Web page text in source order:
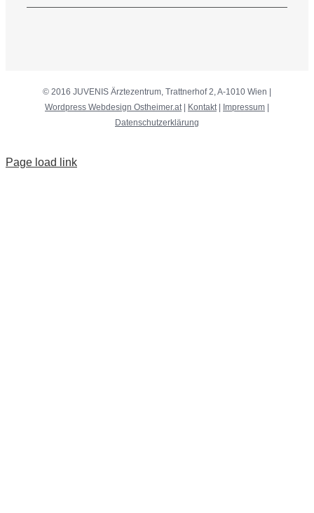
© 2016 JUVENIS Ärztezentrum, Trattnerhof 2, A-1010 Wien |
Wordpress Webdesign Ostheimer.at| Kontakt| Impressum |
Datenschutzerklärung
Page load link